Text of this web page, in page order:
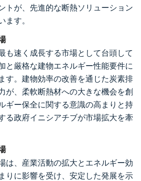
トが、先進的な断熱ソリューション
ます。
も速く成長する市場として台頭して
と厳格な建物エネルギー性能要件に
す。建物効率の改善を通じた炭素排
が、柔軟断熱材への大きな機会を創
ギー保全に関する意識の高まりと持
る政府イニシアチブが市場拡大を牽
は、産業活動の拡大とエネルギー効
りに影響を受け、安定した発展を示